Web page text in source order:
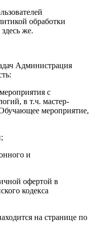
обработки
же.
Администрация
с
в т.ч. мастер-
мероприятие,
и
офертой в
кодекса
на странице по